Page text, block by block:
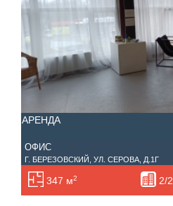
АРЕНДА
ОФИС
Г. БЕРЕЗОВСКИЙ, УЛ. СЕРОВА, Д.1Г
347 м2 2/2